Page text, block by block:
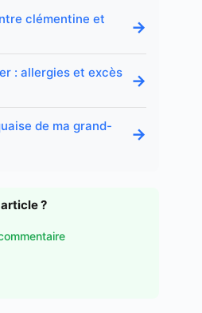
clémentine et
→
: allergies et excès
→
de ma grand-
→
?